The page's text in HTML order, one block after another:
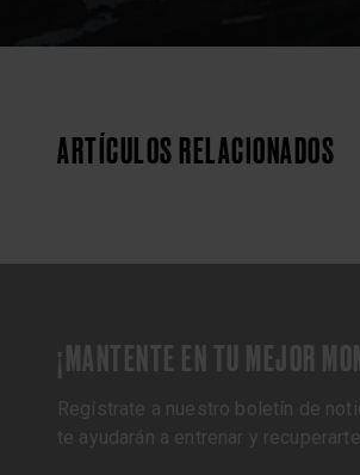
ARTÍCULOS RELACIONADOS
¡MANTENTE EN TU MEJOR
Regístrate a nuestro boletín de
te ayudarán a entrenar y